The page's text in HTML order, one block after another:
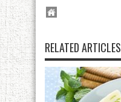
RELATED ARTICLES